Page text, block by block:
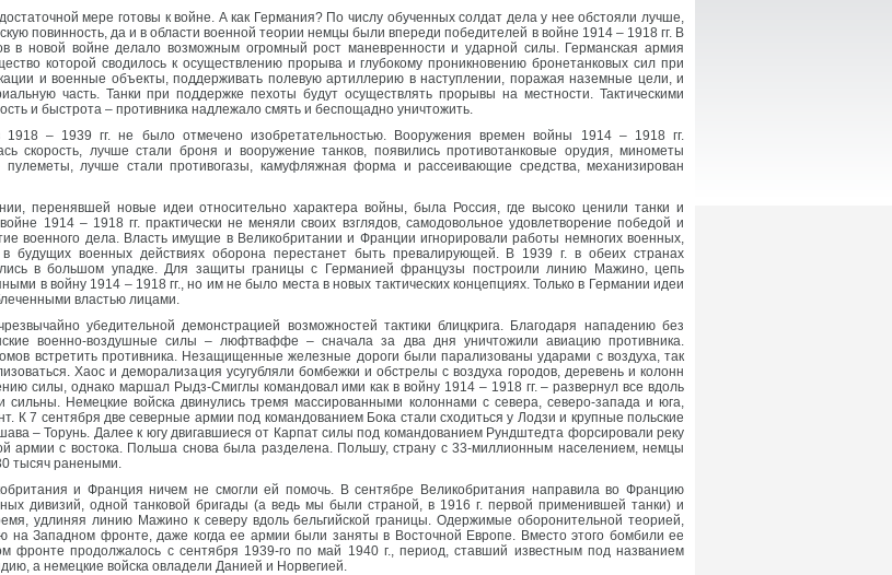
мере готовы к войне. А как Германия? По числу обученных солдат дела у нее обстояли лучше,
повинность, да и в области военной теории немцы были впереди победителей в войне 1914 – 1918 гг. В
в новой войне делало возможным огромный рост маневренности и ударной силы. Германская армия
которой сводилось к осуществлению прорыва и глубокому проникновению бронетанковых сил при
и военные объекты, поддерживать полевую артиллерию в наступлении, поражая наземные цели, и
часть. Танки при поддержке пехоты будут осуществлять прорывы на местности. Тактическими
и быстрота – противника надлежало смять и беспощадно уничтожить.
1918 – 1939 гг. не было отмечено изобретательностью. Вооружения времен войны 1914 – 1918 гг.
скорость, лучше стали броня и вооружение танков, появились противотанковые орудия, минометы
лучше стали противогазы, камуфляжная форма и рассеивающие средства, механизирован
перенявшей новые идеи относительно характера войны, была Россия, где высоко ценили танки и
1914 – 1918 гг. практически не меняли своих взглядов, самодовольное удовлетворение победой и
военного дела. Власть имущие в Великобритании и Франции игнорировали работы немногих военных,
будущих военных действиях оборона перестанет быть превалирующей. В 1939 г. в обеих странах
в большом упадке. Для защиты границы с Германией французы построили линию Мажино, цепь
в войну 1914 – 1918 гг., но им не было места в новых тактических концепциях. Только в Германии идеи
властью лицами.
убедительной демонстрацией возможностей тактики блицкрига. Благодаря нападению без
военно-воздушные силы – люфтваффе – сначала за два дня уничтожили авиацию противника.
встретить противника. Незащищенные железные дороги были парализованы ударами с воздуха, так
Хаос и деморализация усугубляли бомбежки и обстрелы с воздуха городов, деревень и колонн
силы, однако маршал Рыдз-Смиглы командовал ими как в войну 1914 – 1918 гг. – развернул все вдоль
Немецкие войска двинулись тремя массированными колоннами с севера, северо-запада и юга,
К 7 сентября две северные армии под командованием Бока стали сходиться у Лодзи и крупные польские
– Торунь. Далее к югу двигавшиеся от Карпат силы под командованием Рундштедта форсировали реку
армии с востока. Польша снова была разделена. Польшу, страну с 33-миллионным населением, немцы
тысяч ранеными.
и Франция ничем не смогли ей помочь. В сентябре Великобритания направила во Францию
дивизий, одной танковой бригады (а ведь мы были страной, в 1916 г. первой применившей танки) и
удлиняя линию Мажино к северу вдоль бельгийской границы. Одержимые оборонительной теорией,
на Западном фронте, даже когда ее армии были заняты в Восточной Европе. Вместо этого бомбили ее
фронте продолжалось с сентября 1939-го по май 1940 г., период, ставший известным под названием
а немецкие войска овладели Данией и Норвегией.